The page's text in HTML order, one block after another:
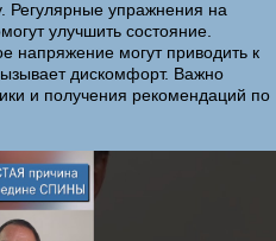
Регулярные упражнения на
улучшить состояние.
напряжение могут приводить к
дискомфорт. Важно
и получения рекомендаций по